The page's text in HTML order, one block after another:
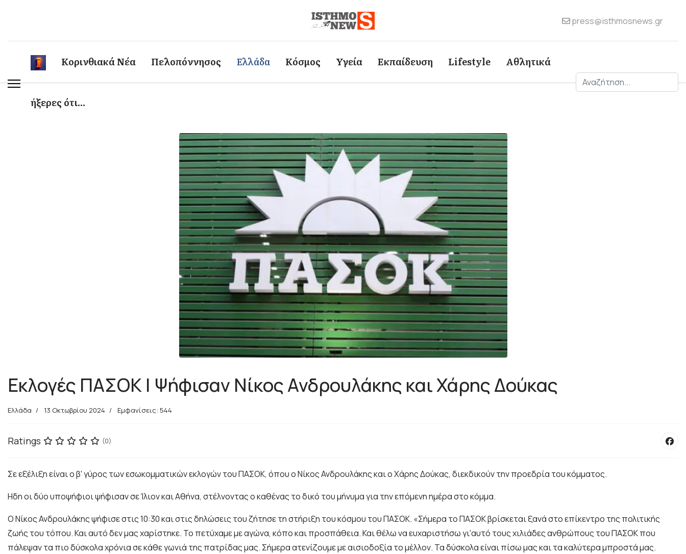
press@isthmosnews.gr
Κορινθιακά Νέα Πελοπόννησος Ελλάδα Κόσμος Υγεία Εκπαίδευση Lifestyle Αθλητικά
ήξερες ότι...
Αναζήτηση
Εκλογές ΠΑΣΟΚ | Ψήφισαν Νίκος Ανδρουλάκης και Χάρης Δούκας
Ελλάδα 13 Οκτωβρίου 2024 Εμφανίσεις: 544
Ratings (0)
Σε εξέλιξη είναι ο β' γύρος των εσωκομματικών εκλογών του ΠΑΣΟΚ, όπου ο Νίκος Ανδρουλάκης και ο Χάρης Δούκας, διεκδικούν την προεδρία του κόμματος.
Ηδη οι δύο υποψήφιοι ψήφισαν σε Ίλιον και Αθήνα, στέλνοντας ο καθένας το δικό του μήνυμα για την επόμενη ημέρα στο κόμμα.
Ο Νίκος Ανδρουλάκης ψήφισε στις 10:30 και στις δηλώσεις του ζήτησε τη στήριξη του κόσμου του ΠΑΣΟΚ. «Σήμερα το ΠΑΣΟΚ βρίσκεται ξανά στο επίκεντρο της πολιτικής
ζωής του τόπου. Και αυτό δεν μας χαρίστηκε. Το πετύχαμε με αγώνα, κόπο και προσπάθεια. Και θέλω να ευχαριστήσω γι'αυτό τους χιλιάδες ανθρώπους του ΠΑΣΟΚ που
πάλεψαν τα πιο δύσκολα χρόνια σε κάθε γωνιά της πατρίδας μας. Σήμερα ατενίζουμε με αισιοδοξία το μέλλον. Τα δύσκολα είναι πίσω μας και τα καλύτερα μπροστά μας.